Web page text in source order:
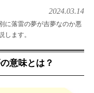
2024.03.14
に落雷の夢が吉夢なのか悪
ます。
意味とは？